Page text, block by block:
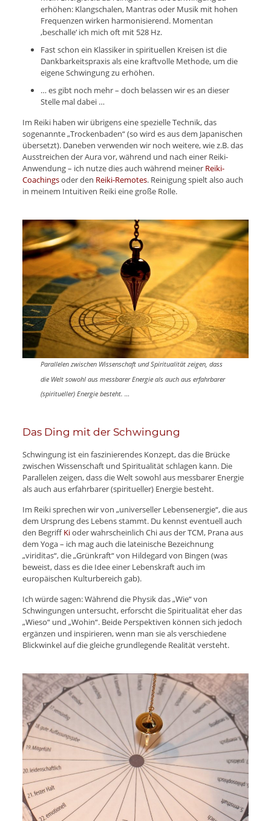
erhöhen: Klangschalen, Mantras oder Musik mit hohen
Frequenzen wirken harmonisierend. Momentan
‚beschalle‘ ich mich oft mit 528 Hz.
Fast schon ein Klassiker in spirituellen Kreisen ist die
Dankbarkeitspraxis als eine kraftvolle Methode, um die
eigene Schwingung zu erhöhen.
… es gibt noch mehr – doch belassen wir es an dieser
Stelle mal dabei …
Im Reiki haben wir übrigens eine spezielle Technik, das
sogenannte „Trockenbaden“ (so wird es aus dem Japanischen
übersetzt). Daneben verwenden wir noch weitere, wie z.B. das
Ausstreichen der Aura vor, während und nach einer Reiki-
Anwendung – ich nutze dies auch während meiner Reiki-
Coachingsoder den Reiki-Remotes. Reinigung spielt also auch
in meinem Intuitiven Reiki eine große Rolle.
Parallelen zwischen Wissenschaft und Spiritualität zeigen, dass
die Welt sowohl aus messbarer Energie als auch aus erfahrbarer
(spiritueller) Energie besteht. …
Das Ding mit der Schwingung
Schwingung ist ein faszinierendes Konzept, das die Brücke
zwischen Wissenschaft und Spiritualität schlagen kann. Die
Parallelen zeigen, dass die Welt sowohl aus messbarer Energie
als auch aus erfahrbarer (spiritueller) Energie besteht.
Im Reiki sprechen wir von „universeller Lebensenergie“, die aus
dem Ursprung des Lebens stammt. Du kennst eventuell auch
den BegriffKioder wahrscheinlich Chi aus der TCM, Prana aus
dem Yoga – ich mag auch die lateinische Bezeichnung
„viriditas“, die „Grünkraft“ von Hildegard von Bingen (was
beweist, dass es die Idee einer Lebenskraft auch im
europäischen Kulturbereich gab).
Ich würde sagen: Während die Physik das „Wie“ von
Schwingungen untersucht, erforscht die Spiritualität eher das
„Wieso“ und „Wohin“. Beide Perspektiven können sich jedoch
ergänzen und inspirieren, wenn man sie als verschiedene
Blickwinkel auf die gleiche grundlegende Realität versteht.